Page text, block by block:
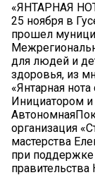
«ЯНТАРНАЯ
25 ноября в
прошел
для людей и
здоровья, из
«Янтарная
Инициатором и
организация
мастерства
при поддержке
правительства